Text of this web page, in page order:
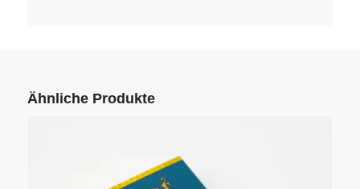
Ähnliche Produkte